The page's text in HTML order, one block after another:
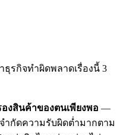
รกิจทำผิดพลาดเรื่องนี้ 3
งสินค้าของตนเพียงพอ —
ำกัดความรับผิดต่ำมากตาม